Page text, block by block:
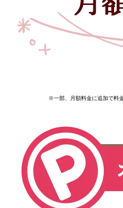
※一部、月額料金に追加で料